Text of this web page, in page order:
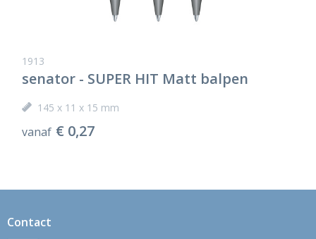
1913
senator - SUPER HIT Matt balpen
145 x 11 x 15 mm
vanaf € 0,27
Contact